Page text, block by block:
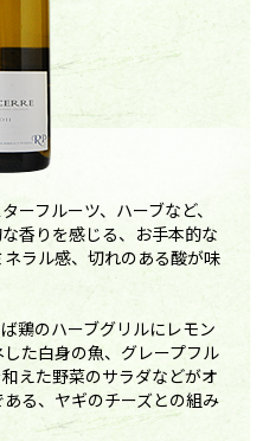
ーフルーツ、ハーブなど、
香りを感じる、お手本的な
ラル感、切れのある酸が味
鶏のハーブグリルにレモン
た白身の魚、グレープフル
えた野菜のサラダなどがオ
る、ヤギのチーズとの組み